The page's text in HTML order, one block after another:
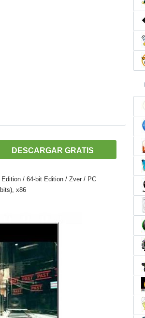
DESCARGAR GRATIS
/ 64-bit Edition / Zver / PC
x86